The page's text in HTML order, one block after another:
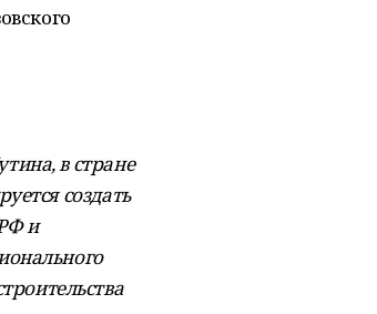
в стране
создать
и